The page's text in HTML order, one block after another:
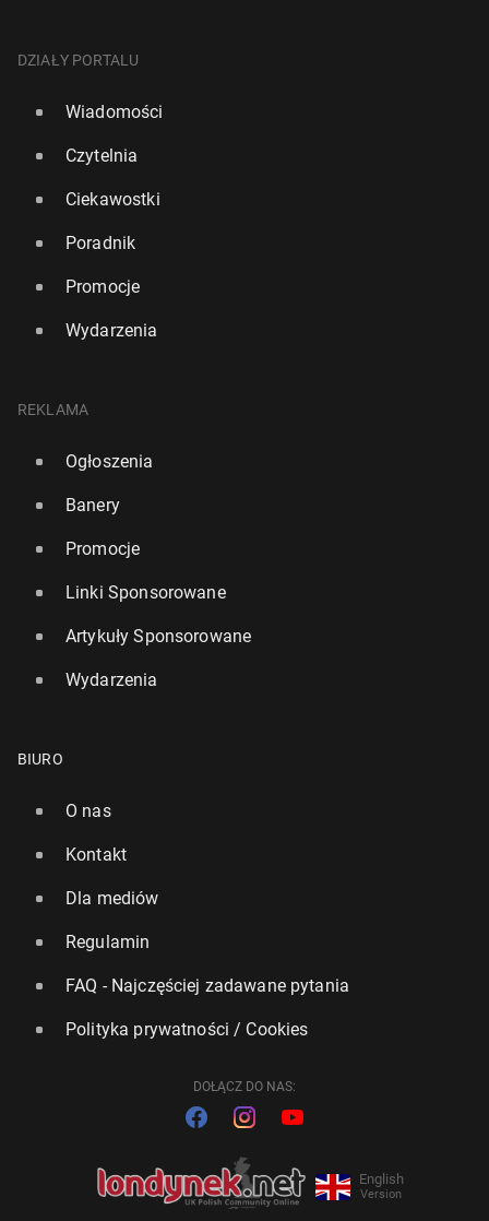
DZIAŁY PORTALU
Wiadomości
Czytelnia
Ciekawostki
Poradnik
Promocje
Wydarzenia
REKLAMA
Ogłoszenia
Banery
Promocje
Linki Sponsorowane
Artykuły Sponsorowane
Wydarzenia
BIURO
O nas
Kontakt
Dla mediów
Regulamin
FAQ - Najczęściej zadawane pytania
Polityka prywatności / Cookies
DOŁĄCZ DO NAS:
English
Version